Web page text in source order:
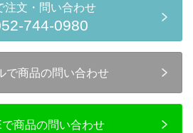
注文・問い合わせ
744-0980
で商品の問い合わせ
商品の問い合わせ